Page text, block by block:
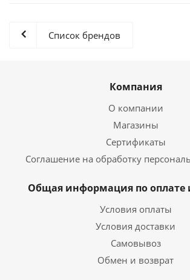
Список брендов
Компания
О компании
Магазины
Сертификаты
Соглашение на обработку
Общая информация по оплате
Условия оплаты
Условия доставки
Самовывоз
Обмен и возврат